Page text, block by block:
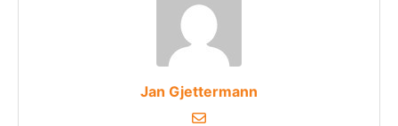
Jan Gjettermann